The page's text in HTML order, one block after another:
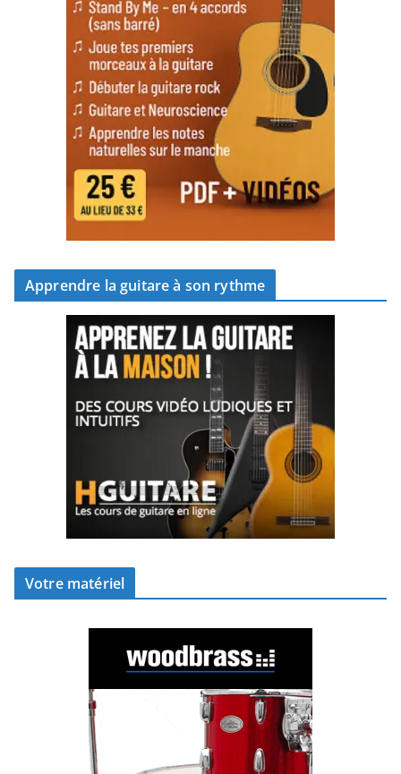
Apprendre la guitare à son rythme
Votre matériel